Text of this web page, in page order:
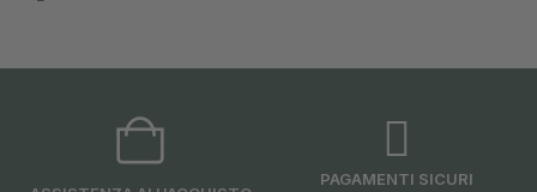
PAGAMENTI SICURI